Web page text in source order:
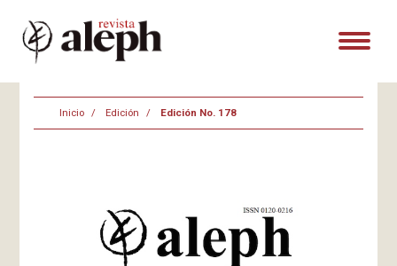
Inicio Edición Edición No. 178